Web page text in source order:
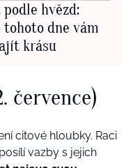
hvězd:
dne vám
krásu
července)
citové hloubky. Raci
vazby s jejich